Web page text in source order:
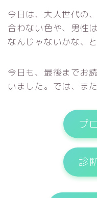
今日は、大人世代の
合わない色や、男性
なんじゃないかな、
今日も、最後までお
いました。では、また
プ
診